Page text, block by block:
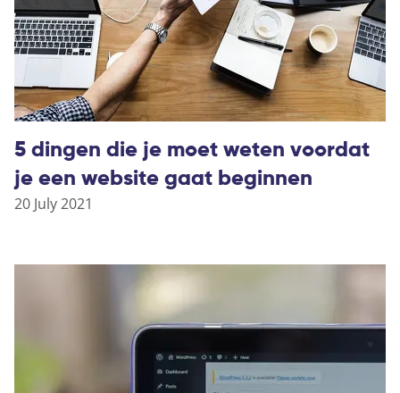
5 dingen die je moet weten voordat
je een website gaat beginnen
20 July 2021